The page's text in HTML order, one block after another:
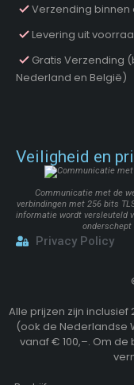
Verzending
Levering uit
Gratis Verzending
Nederland en België)
Veiligheid en
Communicatie met de
verbindingen met 256 bits
informatie wordt versleuteld
onderschept
Privacy Policy
Alle prijzen zijn inclusief
(ook de Nederlandse
vanaf € 100,–. Om